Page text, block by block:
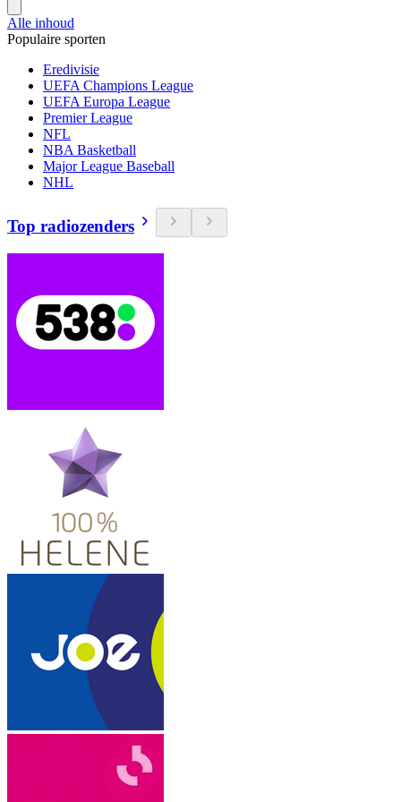
Alle inhoud
Populaire sporten
Eredivisie
UEFA Champions League
UEFA Europa League
Premier League
NFL
NBA Basketball
Major League Baseball
NHL
Top radiozenders